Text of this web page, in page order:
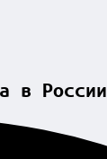
в России